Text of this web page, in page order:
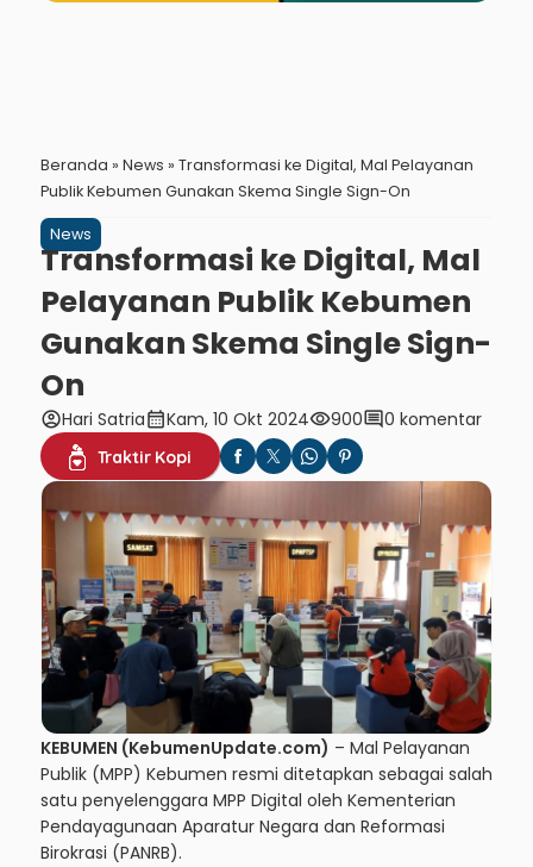
Beranda » News » Transformasi ke Digital, Mal Pelayanan
Publik Kebumen Gunakan Skema Single Sign-On
News
Transformasi ke Digital, Mal
Pelayanan Publik Kebumen
Gunakan Skema Single Sign-
On
account_circleHari Satriacalendar_monthKam, 10 Okt 2024visibility900comment0 komentar
Traktir Kopi
KEBUMEN (KebumenUpdate.com) – Mal Pelayanan
Publik (MPP) Kebumen resmi ditetapkan sebagai salah
satu penyelenggara MPP Digital oleh Kementerian
Pendayagunaan Aparatur Negara dan Reformasi
Birokrasi (PANRB).